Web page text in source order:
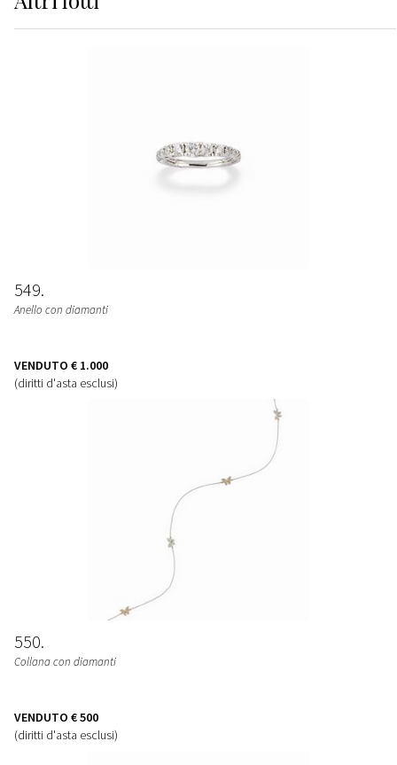
549
Anello con diamanti
VENDUTO € 1.000
(diritti d'asta esclusi)
550
Collana con diamanti
VENDUTO € 500
(diritti d'asta esclusi)